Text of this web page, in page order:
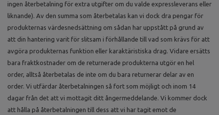
ingen återbetalning för extra utgifter om du valde expressleverans eller
liknande). Av den summa som återbetalas kan vi dock dra pengar för
produkternas värdesnedsättning om sådan har uppstått på grund av
att din hantering varit för slitsam i förhållande till vad som krävs för att
avgöra produkternas funktion eller karaktäristiska drag. Vidare ersätts
bara fraktkostnader om de returnerade produkterna utgör en hel
order, alltså återbetalas de inte om du bara returnerar delar av en
order. Vi utfärdar återbetalningen så fort som möjligt och inom 14
dagar från det att vi mottagit ditt ångermeddelande. Vi kommer dock
att hålla på återbetalningen till dess att vi har tagit emot de